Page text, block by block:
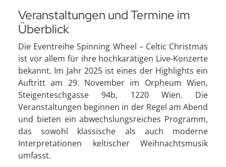
Veranstaltungen und Termine im
Überblick
Die Eventreihe Spinning Wheel – Celtic Christmas
ist vor allem für ihre hochkarätigen Live-Konzerte
bekannt. Im Jahr 2025 ist eines der Highlights ein
Auftritt am 29. November im Orpheum Wien,
Steigenteschgasse 94b, 1220 Wien. Die
Veranstaltungen beginnen in der Regel am Abend
und bieten ein abwechslungsreiches Programm,
das sowohl klassische als auch moderne
Interpretationen keltischer Weihnachtsmusik
umfasst.